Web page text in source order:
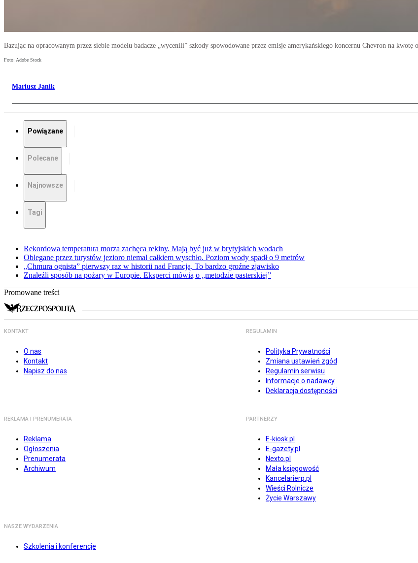
Bazując na opracowanym przez siebie modelu badacze „wycenili” szkody spowodowane przez emisje amerykańskiego koncernu Chevron na
Foto: Adobe Stock
Mariusz Janik
Powiązane
Polecane
Najnowsze
Tagi
Rekordowa temperatura morza zachęca rekiny. Mają być już w brytyjskich wodach
Oblegane przez turystów jezioro niemal całkiem wyschło. Poziom wody spadł o 9 metrów
„Chmura ognista” pierwszy raz w historii nad Francją. To bardzo groźne zjawisko
Znaleźli sposób na pożary w Europie. Eksperci mówią o „metodzie pasterskiej”
Promowane treści
KONTAKT
O nas
Kontakt
Napisz do nas
REGULAMIN
Polityka Prywatności
Zmiana ustawień zgód
Regulamin serwisu
Informacje o nadawcy
Deklaracja dostępności
REKLAMA I PRENUMERATA
Reklama
Ogłoszenia
Prenumerata
Archiwum
PARTNERZY
E-kiosk.pl
E-gazety.pl
Nexto.pl
Mała księgowość
Kancelarierp.pl
Wieści Rolnicze
Życie Warszawy
NASZE WYDARZENIA
Szkolenia i konferencje